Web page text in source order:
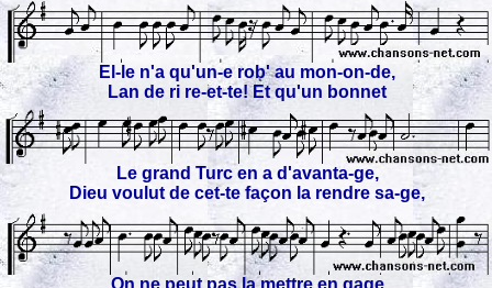
El-le n'a qu'un-e rob' au mon-on-de,
Lan de ri re-et-te! Et qu'un bonnet
Le grand Turc en a d'avanta-ge,
Dieu voulut de cet-te façon la rendre sa-ge,